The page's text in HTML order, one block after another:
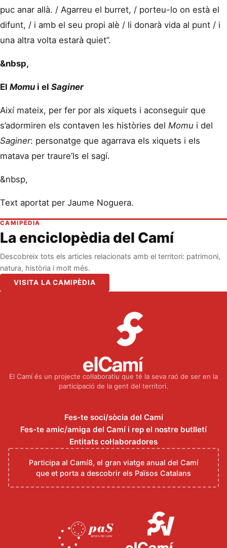
puc anar allà. / Agarreu el burret, / porteu-lo on està el
difunt, / i amb el seu propi alè / li donarà vida al punt / i
una altra volta estarà quiet”.
&nbsp,
El Momu i el Saginer
Així mateix, per fer por als xiquets i aconseguir que
s’adormiren els contaven les històries del Momu i del
Saginer: personatge que agarrava els xiquets i els
matava per traure’ls el sagí.
&nbsp,
Text aportat per Jaume Noguera.
CAMIPÈDIA
La enciclopèdia del Camí
Descobreix tots els articles relacionats amb el territori: patrimoni,
natura, història i molt més.
VISITA LA CAMIPÈDIA
El Camí és un projecte col·laboratiu que té la seva raó de ser en la
participació de la gent del territori.
Fes-te soci/sòcia del Camí
Fes-te amic/amiga del Camí i rep el nostre butlletí
Entitats col·laboradores
Participa al Camí8, el gran viatge anual del Camí
que et porta a descobrir els Països Catalans